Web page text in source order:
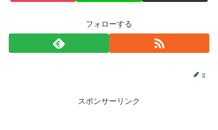
フォローする
s
スポンサーリンク